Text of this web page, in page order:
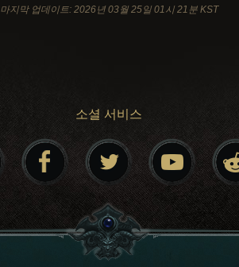
마지막 업데이트: 2026년 03월 25일 01시 21분 KST
소셜 서비스